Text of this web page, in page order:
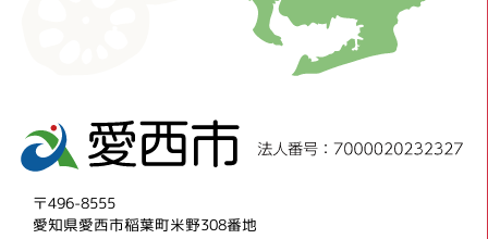
〒496-8555
愛知県愛西市稲葉町米野308番地